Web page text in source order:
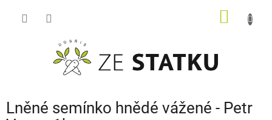
Lněné semínko hnědé vážené - Petr